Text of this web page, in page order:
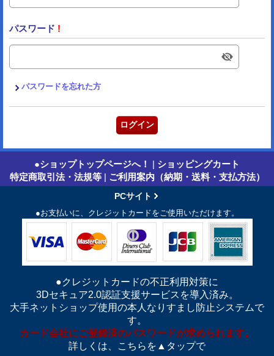
パスワード !
パスワードを忘れた方
●ショップトップページへ！ | ショッピングカート
特定商取引法・法規等 | ご利用案内（納期・送料・支払方法）
PCサイト
●お支払いに、クレジットカードをご使用いただけます。
●クレジットカードの不正利用対策に
3Dセキュア2.0認証支援サービスを導入済み。
大手ネットショップ使用の本人なりすまし防止システムで
す。
カード会社にご登録済のパスワードが求められます。
詳しくは、こちらを▲タップで